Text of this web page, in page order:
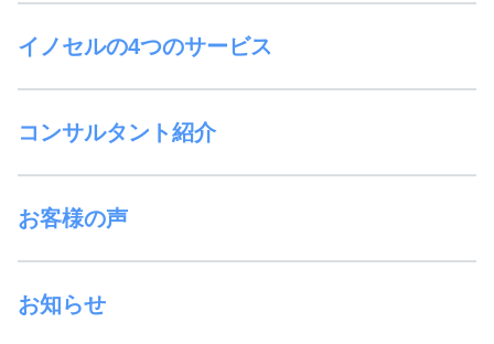
イノセルの4つのサービス
コンサルタント紹介
お客様の声
お知らせ